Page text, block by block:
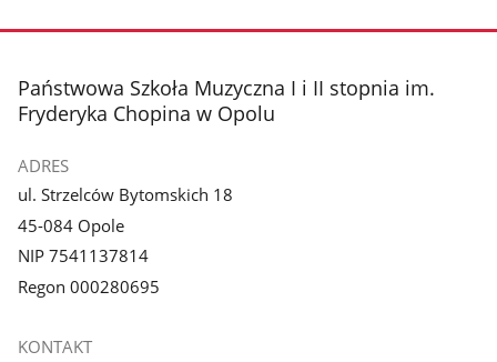
stopka
Państwowa Szkoła Muzyczna I i II stopnia im.
Fryderyka Chopina w Opolu
ADRES
ul. Strzelców Bytomskich 18
45-084 Opole
NIP 7541137814
Regon 000280695
KONTAKT